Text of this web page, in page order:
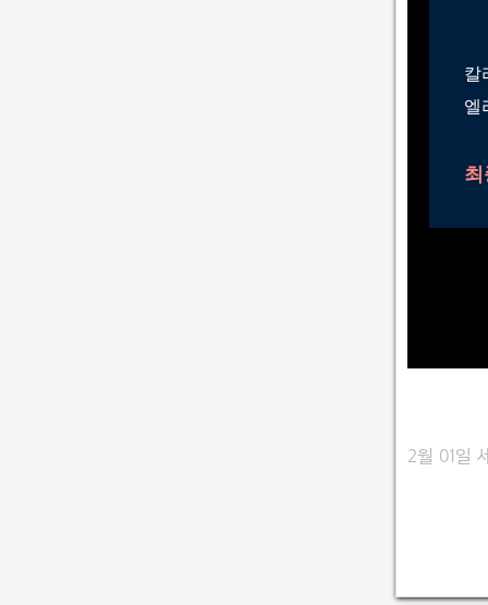
칼
엘
2월 01일